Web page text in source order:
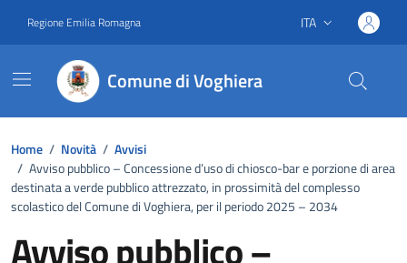
Regione Emilia Romagna Lingua attiva:
ITA
Comune di Voghiera
Home / Novità / Avvisi
/ Avviso pubblico – Concessione d’uso di chiosco-bar e porzione di area
destinata a verde pubblico attrezzato, in prossimità del complesso
scolastico del Comune di Voghiera, per il periodo 2025 – 2034
Avviso pubblico –